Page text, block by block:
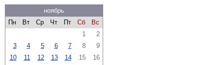
ноябрь
Пн
Вт Ср Чт Пт Сб
Вс
1
2
3
4 5 6 7 8
9
10
11 12 13 14 15
16